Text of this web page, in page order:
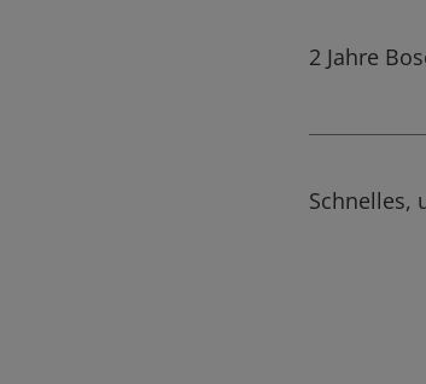
2 Jahre
Schnelles,